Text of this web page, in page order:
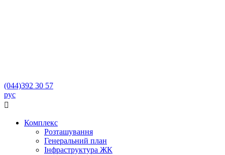
(044)392 30 57
рус

Комплекс
Розташування
Генеральний план
Інфраструктура ЖК